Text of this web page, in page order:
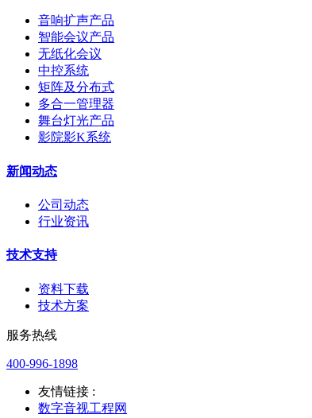
音响扩声产品
智能会议产品
无纸化会议
中控系统
矩阵及分布式
多合一管理器
舞台灯光产品
影院影K系统
新闻动态
公司动态
行业资讯
技术支持
资料下载
技术方案
服务热线
400-996-1898
友情链接 :
数字音视工程网